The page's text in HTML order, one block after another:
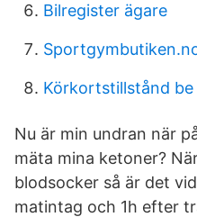
Bilregister ägare
Körkortstillstånd be
Nu är min undran när
mäta mina ketoner?
blodsocker så är det
matintag och 1h efter